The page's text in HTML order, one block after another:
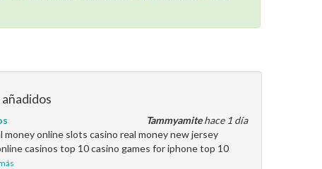
Tammyamitehace 1 día
money online slots casino real money new jersey
casinos top 10 casino games for iphone top 10